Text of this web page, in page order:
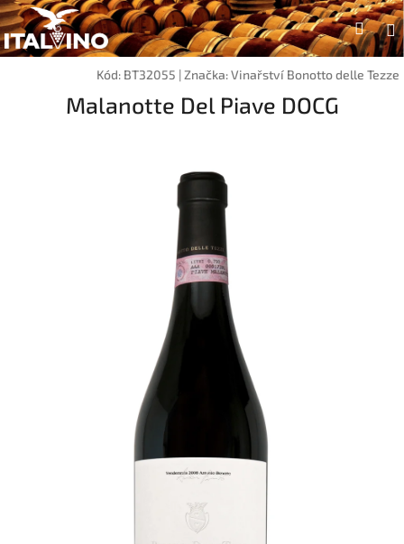
Přejít
na
obsah
Kód: BT32055 |Značka:Vinařství Bonotto delle Tezze
Malanotte Del Piave DOCG